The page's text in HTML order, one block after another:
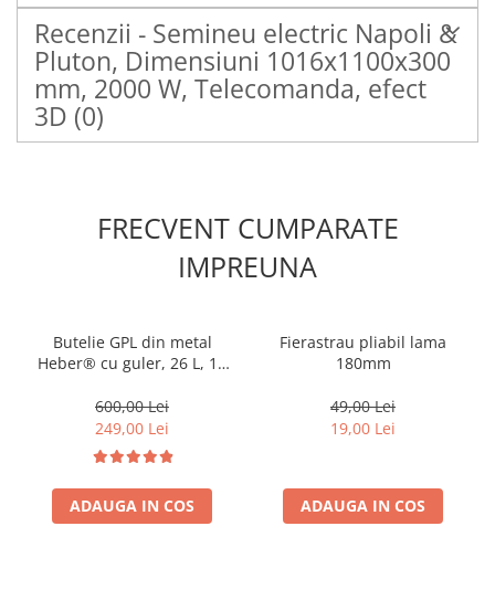
Recenzii - Semineu electric Napoli &
Pluton, Dimensiuni 1016x1100x300
mm, 2000 W, Telecomanda, efect
3D (0)
FRECVENT CUMPARATE
IMPREUNA
Butelie GPL din metal
Heber® cu guler, 26 L, 11
cu gaz
600,00 Lei
249,00 Lei
ADAUGA IN COS
Fierastrau pliabil lama
180mm
49,00 Lei
19,00 Lei
ADAUGA IN COS